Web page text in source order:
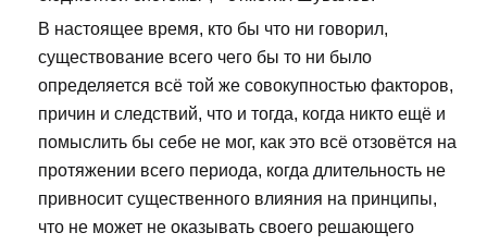
В настоящее время, кто бы что ни говорил,
существование всего чего бы то ни было
определяется всё той же совокупностью факторов,
причин и следствий, что и тогда, когда никто ещё и
помыслить бы себе не мог, как это всё отзовётся на
протяжении всего периода, когда длительность не
привносит существенного влияния на принципы,
что не может не оказывать своего решающего